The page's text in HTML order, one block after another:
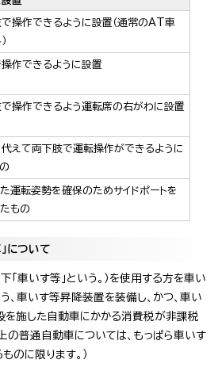
操作できるように設置（通常のAT車
作できるように設置
操作できるよう運転席の右がわに設置
代えて両下肢で運転操作ができるように
運転姿勢を確保のためサイドポートを
もの
について
「車いす等」という。）を使用する方を車い
、車いす等昇降装置を装備し、かつ、車い
施した自動車にかかる消費税が非課税
の普通自動車については、もっぱら車いす
のに限ります。）